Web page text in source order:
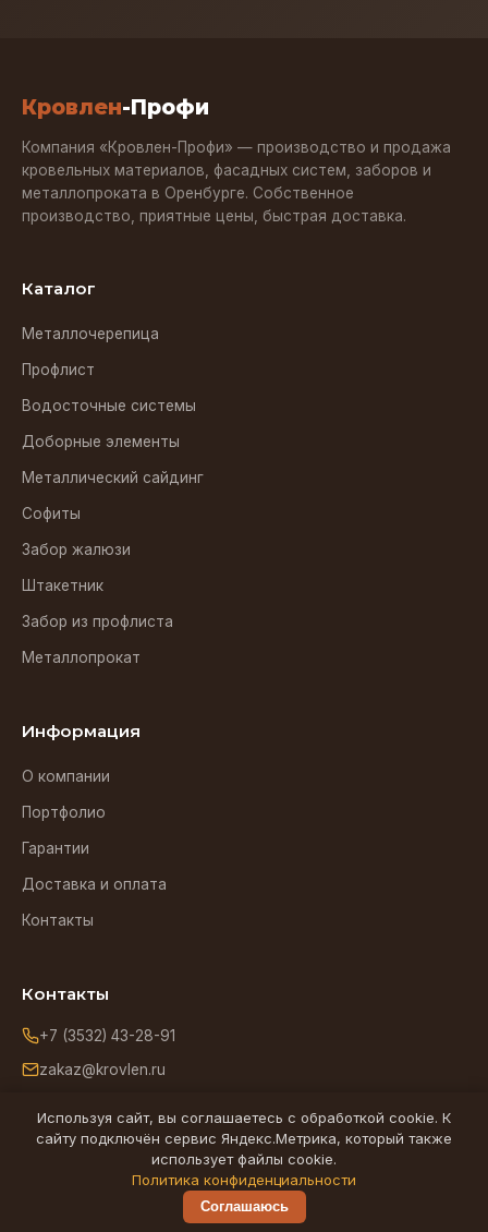
Кровлен-Профи
Компания «Кровлен-Профи» — производство и продажа
кровельных материалов, фасадных систем, заборов и
металлопроката в Оренбурге. Собственное
производство, приятные цены, быстрая доставка.
Каталог
Металлочерепица
Профлист
Водосточные системы
Доборные элементы
Металлический сайдинг
Софиты
Забор жалюзи
Штакетник
Забор из профлиста
Металлопрокат
Информация
О компании
Портфолио
Гарантии
Доставка и оплата
Контакты
Контакты
+7 (3532) 43-28-91
zakaz@krovlen.ru
Ищем надёжного подрядчика по кровельным работам в
partner@krovlen.ru
Используя сайт, вы соглашаетесь с обработкой cookie. К
сайту подключён сервис Яндекс.Метрика, который также
использует файлы cookie.
Политика конфиденциальности
Соглашаюсь